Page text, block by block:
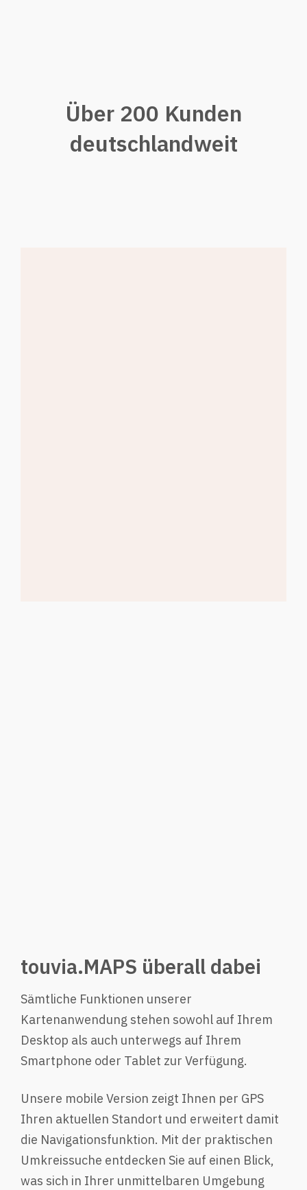
Über 200 Kunden
deutschlandweit
touvia.MAPS überall dabei
Sämtliche Funktionen unserer
Kartenanwendung stehen sowohl auf Ihrem
Desktop als auch unterwegs auf Ihrem
Smartphone oder Tablet zur Verfügung.
Unsere mobile Version zeigt Ihnen per GPS
Ihren aktuellen Standort und erweitert damit
die Navigationsfunktion. Mit der praktischen
Umkreissuche entdecken Sie auf einen Blick,
was sich in Ihrer unmittelbaren Umgebung